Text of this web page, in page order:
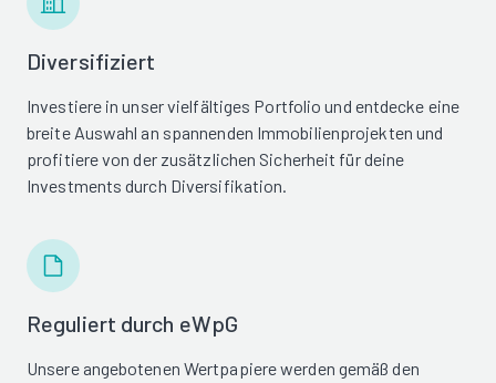
Diversifiziert
Investiere in unser vielfältiges Portfolio und entdecke eine
breite Auswahl an spannenden Immobilienprojekten und
profitiere von der zusätzlichen Sicherheit für deine
Investments durch Diversifikation.
Reguliert durch eWpG
Unsere angebotenen Wertpapiere werden gemäß den